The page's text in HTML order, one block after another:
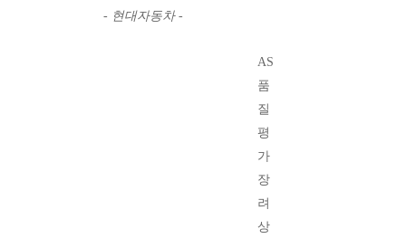
- 현대자동차 -
AS
품
질
평
가
장
려
상